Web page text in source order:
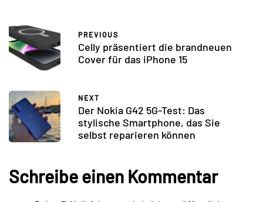
PREVIOUS
Celly präsentiert die brandneuen
Cover für das iPhone 15
NEXT
Der Nokia G42 5G-Test: Das
stylische Smartphone, das Sie
selbst reparieren können
Schreibe einen Kommentar